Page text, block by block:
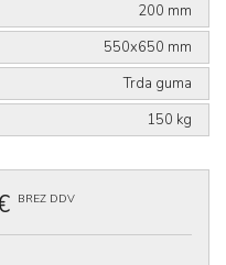
200 mm
550x650 mm
Trda guma
150 kg
BREZ DDV